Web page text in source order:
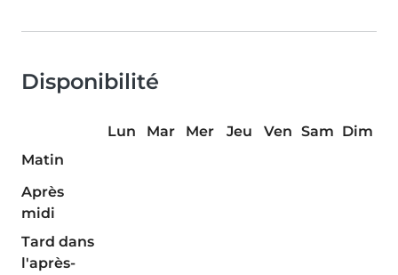
Disponibilité
Lun Mar Mer Jeu Ven Sam Dim
Matin
Après
midi
Tard dans
l'après-